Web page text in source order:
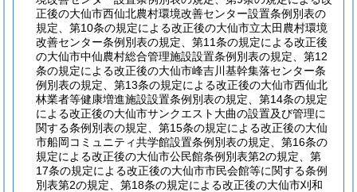
正後の大仙市西仙北農村環境改善センター設置条例別表の
規定、第10条の規定による改正後の大仙市立太田農村環境
改善センター条例別表の規定、第11条の規定による改正後
の大仙市中仙農村総合管理施設設置条例別表の規定、第12
条の規定による改正後の大仙市峰吉川基幹集落センター条
例別表の規定、第13条の規定による改正後の大仙市西仙北
林業者等健康増進施設設置条例別表の規定、第14条の規定
による改正後の大仙市サンクエスト大曲の設置及び管理に
関する条例別表の規定、第15条の規定による改正後の大仙
市船岡コミュニティ共学館設置条例別表の規定、第16条の
規定による改正後の大仙市公民館条例別表第2の規定、第
17条の規定による改正後の大仙市市民会館等に関する条例
別表第2の規定、第18条の規定による改正後の大仙市刈和